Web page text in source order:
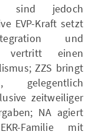
sind jedoch
EVP-Kraft setzt
und
vertritt einen
ZZS bringt
gelegentlich
zeitweiliger
NA agiert
Familie mit